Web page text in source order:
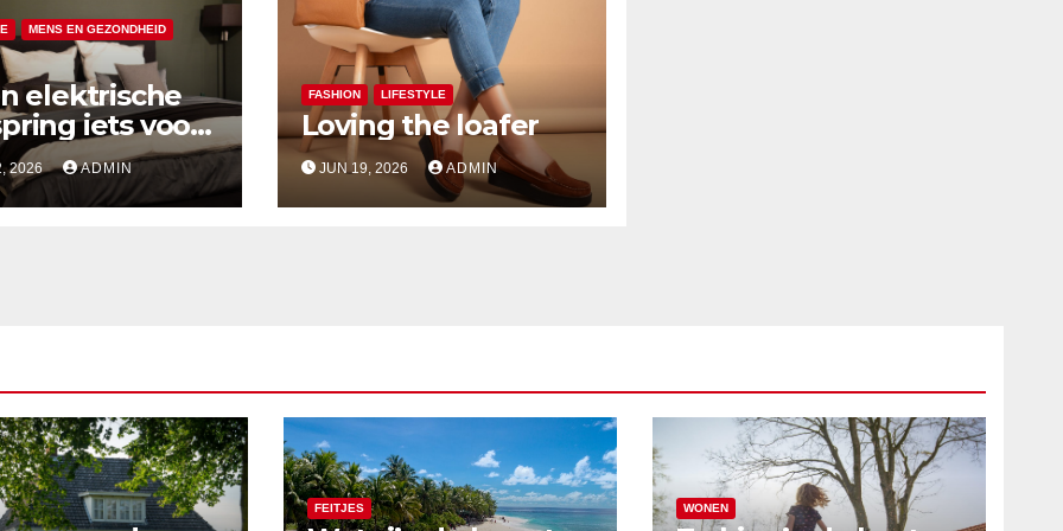
MENS EN GEZONDHEID
elektrische
iets voor
2026 ADMIN
FASHION LIFESTYLE
Loving the loafer
JUN 19, 2026 ADMIN
FEITJES WONEN